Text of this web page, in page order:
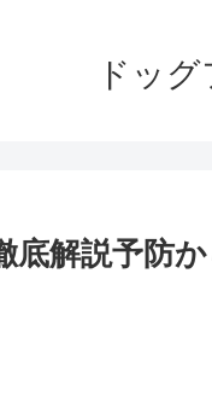
ドッ
底解説予防